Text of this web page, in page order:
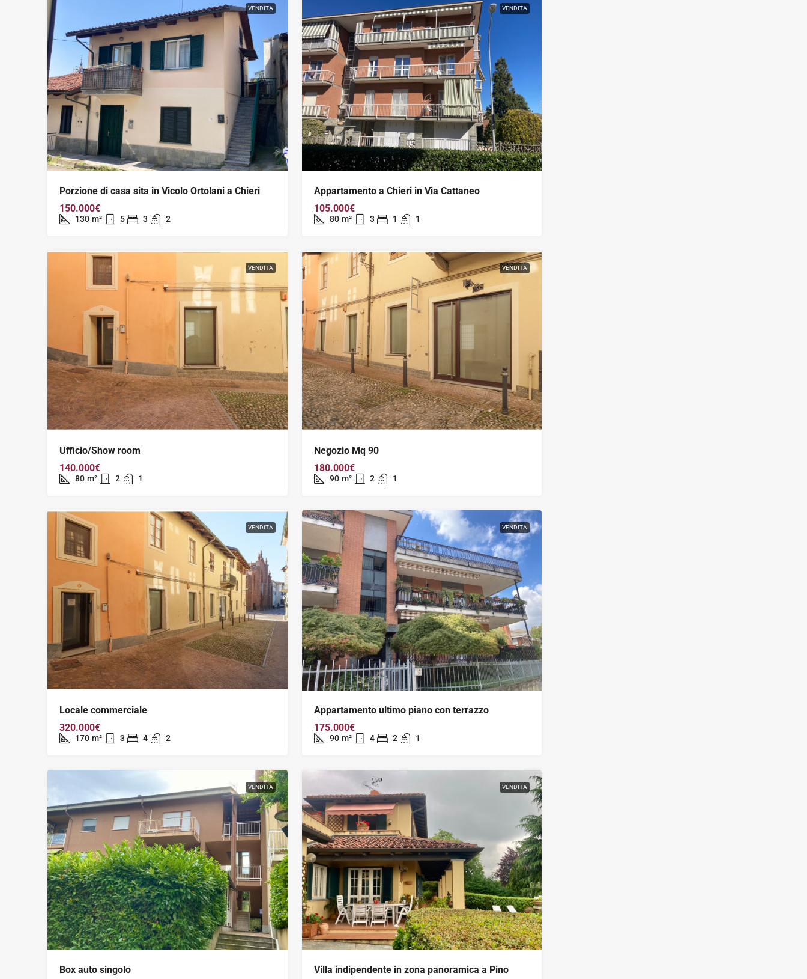
VENDITA
Porzione di casa sita in Vicolo Ortolani a Chieri
150.000€
130 m² 5 3 2
VENDITA
Appartamento a Chieri in Via Cattaneo
105.000€
80 m² 3 1 1
VENDITA
Ufficio/Show room
140.000€
80 m² 2 1
VENDITA
Negozio Mq 90
180.000€
90 m² 2 1
VENDITA
Locale commerciale
320.000€
170 m² 3 4 2
VENDITA
Appartamento ultimo piano con terrazzo
175.000€
90 m² 4 2 1
VENDITA
Box auto singolo
VENDITA
Villa indipendente in zona panoramica a Pino